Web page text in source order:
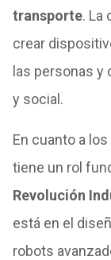
transporte. La
crear
las personas
y social.
En cuanto a
tiene un rol
Revolución
está en el
robots